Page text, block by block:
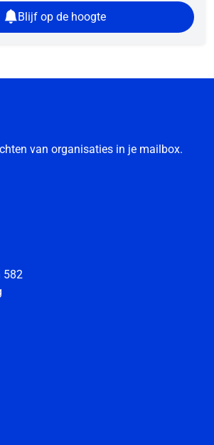
Blijf op de hoogte
van organisaties in je mailbox.
582